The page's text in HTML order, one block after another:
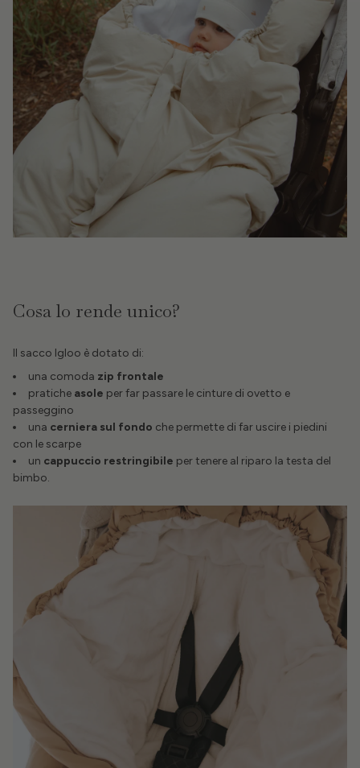
Cosa lo rende unico?
Il sacco Igloo è dotato di:
una comoda zip frontale
pratiche asole per far passare le cinture di ovetto e
passeggino
una cerniera sul fondo che permette di far uscire i piedini
con le scarpe
un cappuccio restringibile per tenere al riparo la testa del
bimbo.